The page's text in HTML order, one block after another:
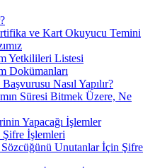
ve Kart Okuyucu Temini
Yetkilileri Listesi
Dokümanları
Nasıl Yapılır?
Süresi Bitmek Üzere, Ne
Yapacağı İşlemler
İşlemleri
Unutanlar İçin Şifre